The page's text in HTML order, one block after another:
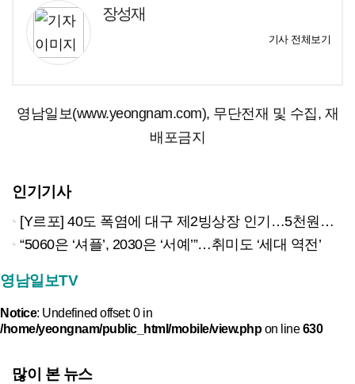
장성재
기사 전체보기
영남일보(www.yeongnam.com), 무단전재 및 수집, 재
배포금지
인기기사
[Y르포] 40도 폭염에 대구 제2빙상장 인기…5천원으로 즐기는 ‘피서’
“5060은 ‘셔플’, 2030은 ‘서예’”…취미도 ‘세대 역전’
영남일보TV
Notice: Undefined offset: 0 in
/home/yeongnam/public_html/mobile/view.phpon line630
많이 본 뉴스